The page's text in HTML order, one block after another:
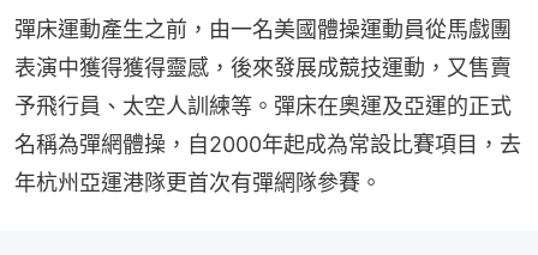
彈床運動產生之前，由一名美國體操運動員從馬戲團
表演中獲得獲得靈感，後來發展成競技運動，又售賣
予飛行員、太空人訓練等。彈床在奧運及亞運的正式
名稱為彈網體操，自2000年起成為常設比賽項目，去
年杭州亞運港隊更首次有彈網隊參賽。